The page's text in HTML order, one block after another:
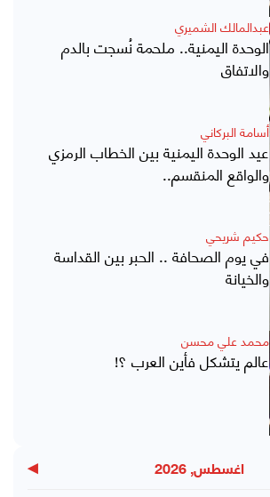
عبدالمالك الشميري
الوحدة اليمنية.. ملحمة نُسجت بالدم
والاتفاق
أسامة البركاني
عيد الوحدة اليمنية بين الخطاب الرمزي
والواقع المنقسم..
حكيم شريحي
في يوم الصحافة .. الحبر بين القداسة
والخيانة
محمد علي محسن
عالم يتشكل فأين العرب ؟!
اغسطس, 2026 ▶